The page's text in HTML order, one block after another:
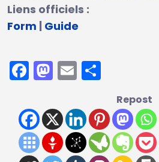
Liens officiels :
Form | Guide
Facebook
Mastodon
Email
Repost